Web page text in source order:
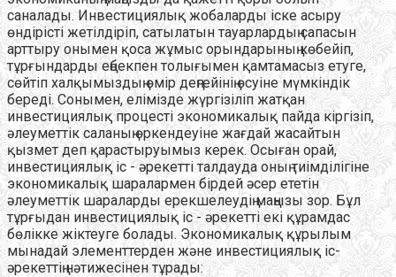
саналады. Инвестициялық жобаларды іске асыру
өндірісті жетілдіріп, сатылатын тауарлардың сапасын
арттыру онымен қоса жұмыс орындарының көбейіп,
тұрғындарды еңбекпен толығымен қамтамасыз етуге,
сөйтіп халқымыздың өмір деңгейінің өсуіне мүмкіндік
береді. Сонымен, елімізде жүргізіліп жатқан
инвестициялық процесті экономикалық пайда кіргізіп,
әлеуметтік саланың өркендеуіне жағдай жасайтын
қызмет деп қарастыруымыз керек. Осыған орай,
инвестициялық іс - әрекетті талдауда оның тиімділігіне
экономикалық шаралармен бірдей әсер ететін
әлеуметтік шараларды ерекшелеудің маңызы зор. Бұл
тұрғыдан инвестициялық іс - әрекетті екі құрамдас
бөлікке жіктеуге болады. Экономикалық құрылым
мынадай элементтерден және инвестициялық іс-
әрекеттің нәтижесінен тұрады: